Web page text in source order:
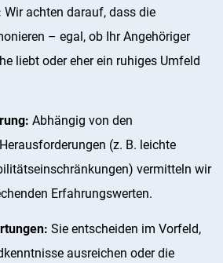
Wir achten darauf, dass die
– egal, ob Ihr Angehöriger
liebt oder eher ein ruhiges Umfeld
Abhängig von den
(z. B. leichte
vermitteln wir
Erfahrungswerten.
Sie entscheiden im Vorfeld,
ausreichen oder die